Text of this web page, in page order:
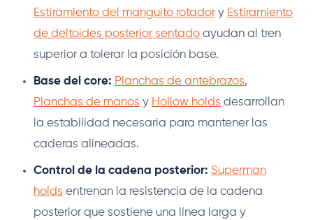
Estiramiento del manguito rotador y Estiramiento
de deltoides posterior sentado ayudan al tren
superior a tolerar la posición base.
Base del core: Planchas de antebrazos,
Planchas de manos y Hollow holds desarrollan
la estabilidad necesaria para mantener las
caderas alineadas.
Control de la cadena posterior: Superman
holds entrenan la resistencia de la cadena
posterior que sostiene una línea larga y